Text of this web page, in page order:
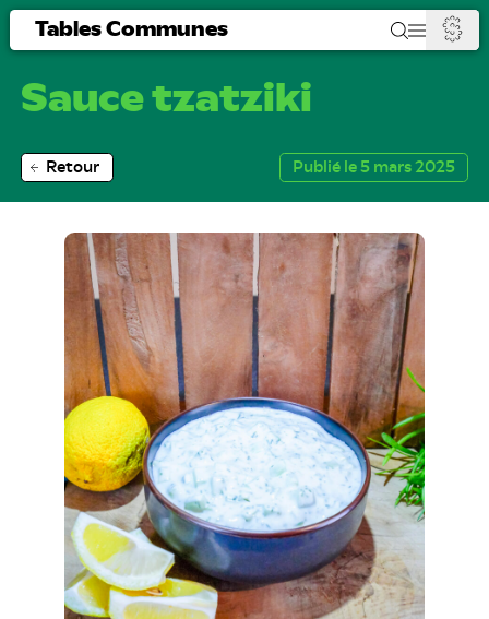
Tables Communes
Sauce tzatziki
Retour Publié le 5 mars 2025